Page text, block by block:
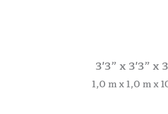
3'3” x 3'3” x
1,0 m x 1,0 m x